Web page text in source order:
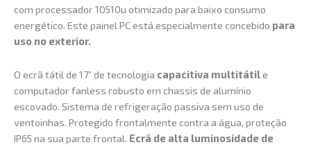
com processador 10510u otimizado para baixo consumo
energético. Este painel PC está especialmente concebido para
uso no exterior.
O ecrã tátil de 17” de tecnologia capacitiva multitátile
computador fanless robusto em chassis de alumínio
escovado. Sistema de refrigeração passiva sem uso de
ventoinhas. Protegido frontalmente contra a água, proteção
IP65 na sua parte frontal. Ecrã de alta luminosidade de